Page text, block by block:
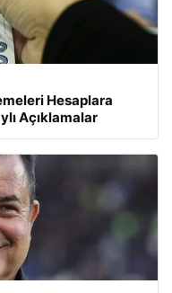
Hesaplara
Açıklamalar